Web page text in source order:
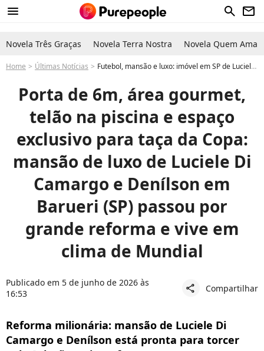
menu search newsletter
Novela Três Graças Novela Terra Nostra Novela Quem Ama
Home Últimas Notícias Futebol, mansão e luxo: imóvel em SP de Luciele Di Camargo e Denílson tem espaço para taça da Copa do Mundo, piscina com TV e muito conforto
Porta de 6m, área gourmet,
telão na piscina e espaço
exclusivo para taça da Copa:
mansão de luxo de Luciele Di
Camargo e Denílson em
Barueri (SP) passou por
grande reforma e vive em
clima de Mundial
Publicado em 5 de junho de 2026 às
16:53
share Compartilhar
Reforma milionária: mansão de Luciele Di
Camargo e Denílson está pronta para torcer